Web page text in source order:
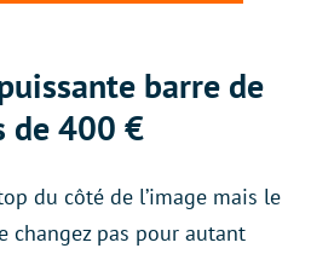
barre de
de 400 €
du côté de l’image mais le
changez pas pour autant